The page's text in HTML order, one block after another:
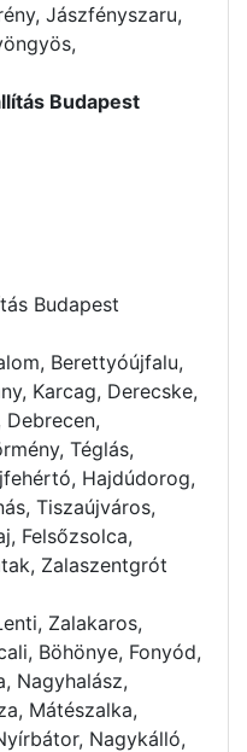
Jászfényszaru,
Budapest
Budapest
Berettyóújfalu,
Karcag, Derecske,
Téglás,
Hajdúdorog,
Tiszaújváros,
Felsőzsolca,
Zalaszentgrót
Zalakaros,
Böhönye, Fonyód,
Nagyhalász,
Mátészalka,
Nagykálló,